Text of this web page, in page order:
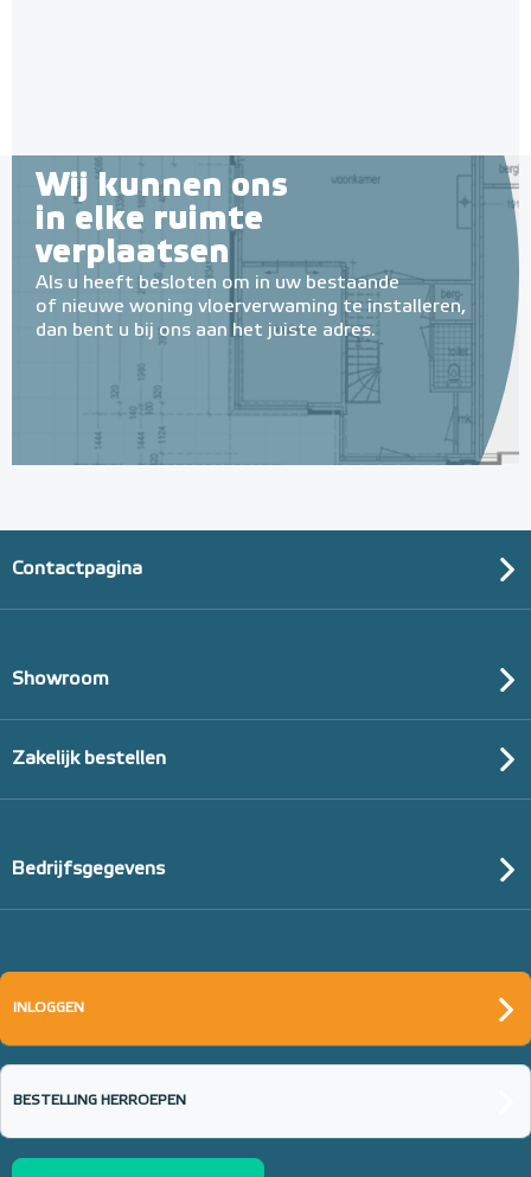
Wij kunnen ons
in elke ruimte
verplaatsen
Als u heeft besloten om in uw bestaande
of nieuwe woning vloerverwaming te installeren,
dan bent u bij ons aan het juiste adres.
Contactpagina
Showroom
Zakelijk bestellen
Bedrijfsgegevens
INLOGGEN
BESTELLING HERROEPEN